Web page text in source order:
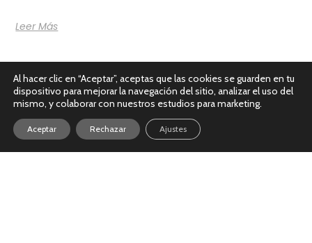
Leer Más
Al hacer clic en “Aceptar”, aceptas que las cookies se guarden en tu
dispositivo para mejorar la navegación del sitio, analizar el uso del
mismo, y colaborar con nuestros estudios para marketing.
Aceptar Rechazar Ajustes